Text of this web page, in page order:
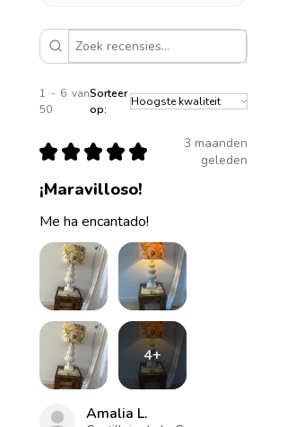
1 - 6 van
50
Sorteer
op:
★ ★ ★ ★ ★
3 maanden
geleden
¡Maravilloso!
Me ha encantado!
4+
Amalia L.